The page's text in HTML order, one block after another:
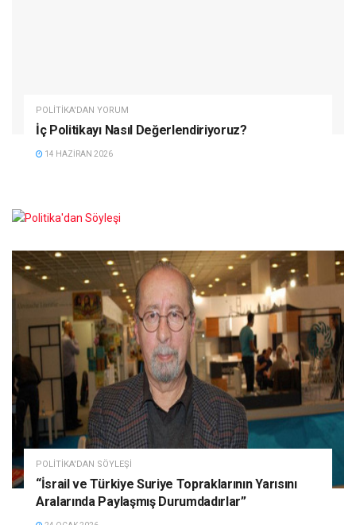
POLITIKA'DAN YORUM
İç Politikayı Nasıl Değerlendiriyoruz?
14 HAZIRAN 2026
POLITIKA'DAN SÖYLEŞI
“İsrail ve Türkiye Suriye Topraklarının Yarısını
Aralarında Paylaşmış Durumdadırlar”